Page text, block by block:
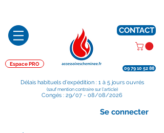
Espace PRO
CONTACT
09 79 10 52 88
Délais habituels d'expédition : 1 à 5 jours ouvrés
(sauf mention contraire sur l'article)
Congés : 29/07 - 08/08/2026
Se connecter